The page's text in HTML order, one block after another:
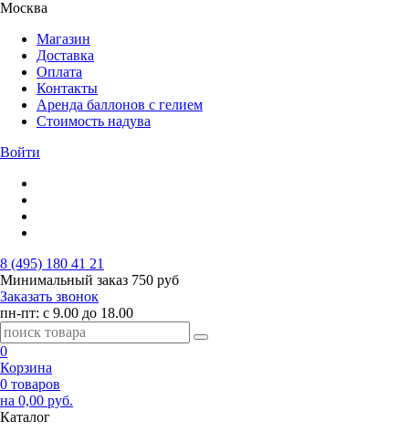
Москва
Магазин
Доставка
Оплата
Контакты
Аренда баллонов с гелием
Стоимость надува
Войти
8 (495) 180 41 21
Минимальный заказ 750 руб
Заказать звонок
пн-пт: с 9.00 до 18.00
0
Корзина
0 товаров
на 0,00 руб.
Каталог